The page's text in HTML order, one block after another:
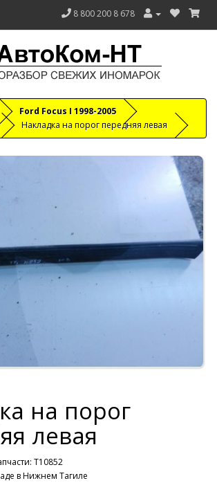
8 800 200 8 678
Ford Focus I 1998-2005
Накладка на порог передняя левая
на порог
левая
T10852
в Нижнем Тагиле